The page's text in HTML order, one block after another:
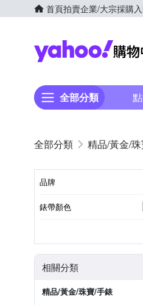
首頁拍賣企業/大宗採購
全部分類
精品/黃金/
品牌
錶帶顏色
相關分類
精品/黃金/珠寶/手錶